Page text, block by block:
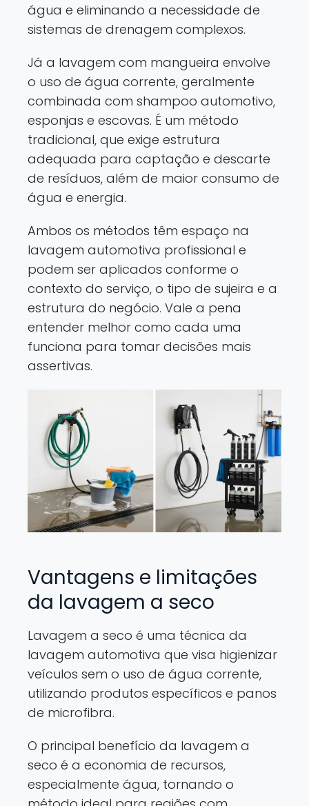
água e eliminando a necessidade de
sistemas de drenagem complexos.
Já a lavagem com mangueira envolve
o uso de água corrente, geralmente
combinada com shampoo automotivo,
esponjas e escovas. É um método
tradicional, que exige estrutura
adequada para captação e descarte
de resíduos, além de maior consumo de
água e energia.
Ambos os métodos têm espaço na
lavagem automotiva profissional e
podem ser aplicados conforme o
contexto do serviço, o tipo de sujeira e a
estrutura do negócio. Vale a pena
entender melhor como cada uma
funciona para tomar decisões mais
assertivas.
Vantagens e limitações
da lavagem a seco
Lavagem a seco é uma técnica da
lavagem automotiva que visa higienizar
veículos sem o uso de água corrente,
utilizando produtos específicos e panos
de microfibra.
O principal benefício da lavagem a
seco é a economia de recursos,
especialmente água, tornando o